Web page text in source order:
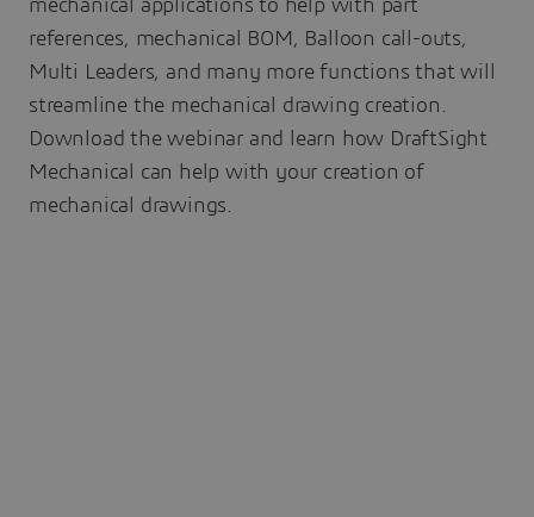
mechanical applications to help with part
references, mechanical BOM, Balloon call-outs,
Multi Leaders, and many more functions that will
streamline the mechanical drawing creation.
Download the webinar and learn how DraftSight
Mechanical can help with your creation of
mechanical drawings.